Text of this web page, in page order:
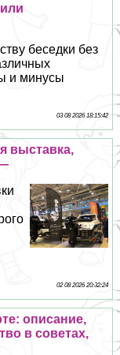
беседки без
и минусы
03 08 2026 18:15:42
выставка,
02 08 2026 20:32:24
описание,
в советах,